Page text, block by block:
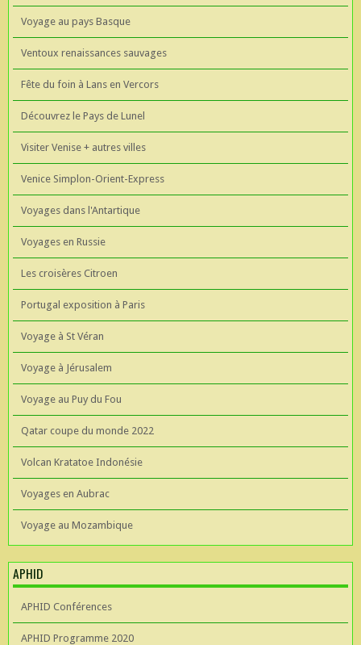
Voyage au pays Basque
Ventoux renaissances sauvages
Fête du foin à Lans en Vercors
Découvrez le Pays de Lunel
Visiter Venise + autres villes
Venice Simplon-Orient-Express
Voyages dans l'Antartique
Voyages en Russie
Les croisères Citroen
Portugal exposition à Paris
Voyage à St Véran
Voyage à Jérusalem
Voyage au Puy du Fou
Qatar coupe du monde 2022
Volcan Kratatoe Indonésie
Voyages en Aubrac
Voyage au Mozambique
APHID
APHID Conférences
APHID Programme 2020